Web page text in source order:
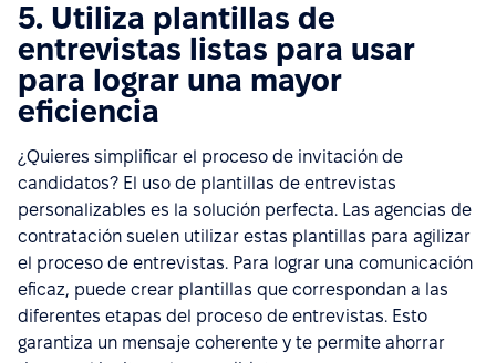
5. Utiliza plantillas de
entrevistas listas para usar
para lograr una mayor
eficiencia
¿Quieres simplificar el proceso de invitación de
candidatos? El uso de plantillas de entrevistas
personalizables es la solución perfecta. Las agencias de
contratación suelen utilizar estas plantillas para agilizar
el proceso de entrevistas. Para lograr una comunicación
eficaz, puede crear plantillas que correspondan a las
diferentes etapas del proceso de entrevistas. Esto
garantiza un mensaje coherente y te permite ahorrar